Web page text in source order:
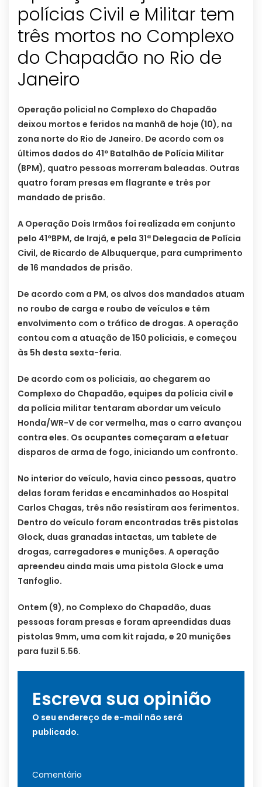
polícias Civil e Militar tem
três mortos no Complexo
do Chapadão no Rio de
Janeiro
Operação policial no Complexo do Chapadão
deixou mortos e feridos na manhã de hoje (10), na
zona norte do Rio de Janeiro. De acordo com os
últimos dados do 41º Batalhão de Polícia Militar
(BPM), quatro pessoas morreram baleadas. Outras
quatro foram presas em flagrante e três por
mandado de prisão.
A Operação Dois Irmãos foi realizada em conjunto
pelo 41ºBPM, de Irajá, e pela 31ª Delegacia de Polícia
Civil, de Ricardo de Albuquerque, para cumprimento
de 16 mandados de prisão.
De acordo com a PM, os alvos dos mandados atuam
no roubo de carga e roubo de veículos e têm
envolvimento com o tráfico de drogas. A operação
contou com a atuação de 150 policiais, e começou
às 5h desta sexta-feria.
De acordo com os policiais, ao chegarem ao
Complexo do Chapadão, equipes da polícia civil e
da polícia militar tentaram abordar um veículo
Honda/WR-V de cor vermelha, mas o carro avançou
contra eles. Os ocupantes começaram a efetuar
disparos de arma de fogo, iniciando um confronto.
No interior do veículo, havia cinco pessoas, quatro
delas foram feridas e encaminhados ao Hospital
Carlos Chagas, três não resistiram aos ferimentos.
Dentro do veículo foram encontradas três pistolas
Glock, duas granadas intactas, um tablete de
drogas, carregadores e munições. A operação
apreendeu ainda mais uma pistola Glock e uma
Tanfoglio.
Ontem (9), no Complexo do Chapadão, duas
pessoas foram presas e foram apreendidas duas
pistolas 9mm, uma com kit rajada, e 20 munições
para fuzil 5.56.
Escreva sua opinião
O seu endereço de e-mail não será
publicado.
Comentário